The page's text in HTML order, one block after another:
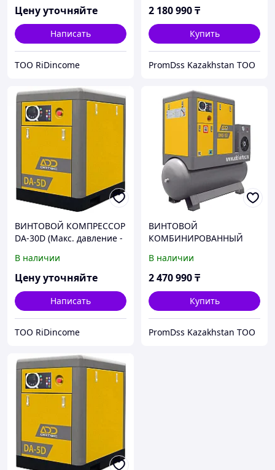
Цену уточняйте
Написать
ТОО RiDincome
1,68 m3/min, 11 кВт,
2 180 990₸
Купить
PromDss Kazakhstan TOO
ВИНТОВОЙ КОМПРЕССОР
DA-30D (Макс. давление -
В наличии
Цену уточняйте
Написать
ТОО RiDincome
ВИНТОВОЙ
КОМБИНИРОВАННЫЙ
(Макс. давление - 7 bar,
1,9 m3/min, 15 кВт,
В наличии
2 470 990₸
Купить
PromDss Kazakhstan TOO